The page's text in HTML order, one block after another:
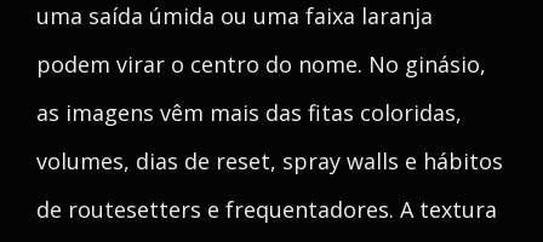
uma saída úmida ou uma faixa laranja
podem virar o centro do nome. No ginásio,
as imagens vêm mais das fitas coloridas,
volumes, dias de reset, spray walls e hábitos
de routesetters e frequentadores. A textura